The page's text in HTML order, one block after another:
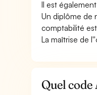
Il est
Un diplôme de
comptabilité
La maîtrise de
Quel